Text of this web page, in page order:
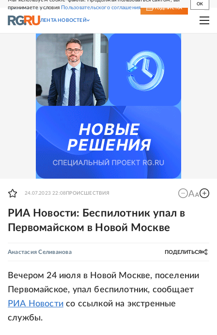
принимаете условия Пользовательского соглашения
OK
СВЕЖИЙ НОМЕР ПОДПИСКА
ЛЕНТА НОВОСТЕЙ
24.07.2023 22:08 ПРОИСШЕСТВИЯ
РИА Новости: Беспилотник упал в
Первомайском в Новой Москве
Анастасия Селиванова ПОДЕЛИТЬСЯ
Вечером 24 июля в Новой Москве, поселении
Первомайское, упал беспилотник, сообщает
РИА Новостисо ссылкой на экстренные
службы.